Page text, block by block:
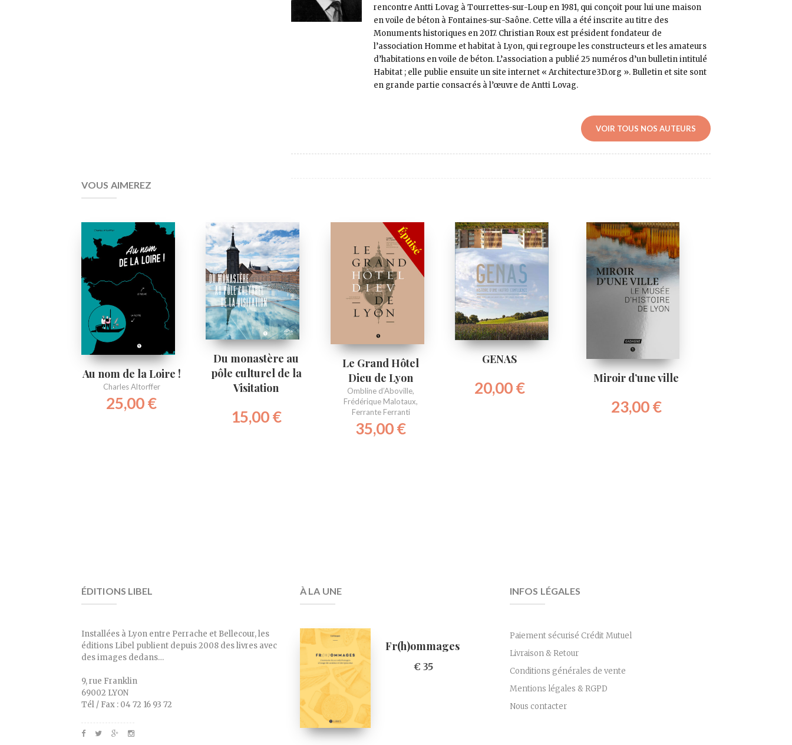
rencontre Antti Lovag à Tourrettes-sur-Loup en 1981, qui conçoit pour lui une maison
en voile de béton à Fontaines-sur-Saône. Cette villa a été inscrite au titre des
Monuments historiques en 2017. Christian Roux est président fondateur de
l’association Homme et habitat à Lyon, qui regroupe les constructeurs et les amateurs
d’habitations en voile de béton. L’association a publié 25 numéros d’un bulletin intitulé
Habitat ; elle publie ensuite un site internet « Architecture3D.org ». Bulletin et site sont
en grande partie consacrés à l’œuvre de Antti Lovag.
VOIR TOUS NOS AUTEURS
VOUS AIMEREZ
Au nom de la Loire !
Charles Altorffer
25,00€
Du monastère au
pôle culturel de la
Visitation
15,00€
Le Grand Hôtel
Dieu de Lyon
Ombline d’Aboville,
Frédérique Malotaux,
Ferrante Ferranti
35,00€
GENAS
20,00€
Miroir d’une ville
23,00€
ÉDITIONS LIBEL
Installées à Lyon entre Perrache et Bellecour, les
éditions Libel publient depuis 2008 des livres avec
des images dedans…
9, rue Franklin
69002 LYON
Tél / Fax : 04 72 16 93 72
À LA UNE
Fr(h)ommages
€ 35
INFOS LÉGALES
Paiement sécurisé Crédit Mutuel
Livraison & Retour
Conditions générales de vente
Mentions légales & RGPD
Nous contacter